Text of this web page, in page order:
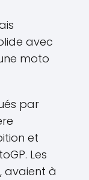
avec
moto
par
et
Les
avaient à